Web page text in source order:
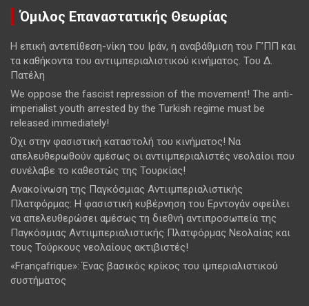
Όμιλος Επαναστατικής Θεωρίας
Η επική αντεπίθεση-νίκη του Ιράν, η αναβάθμιση του Γ’ΠΠ και
τα καθήκοντα του αντιιμπεριαλιστικού κινήματος. Του Δ.
Πατέλη
We oppose the fascist repression of the movement! The anti-
imperialist youth arrested by the Turkish regime must be
released immediately!
Όχι στην φασιστική καταστολή του κινήματος! Να
απελευθερωθούν αμέσως οι αντιιμπεριαλιστές νεολαίοι που
συνέλαβε το καθεστώς της Τουρκίας!
Ανακοίνωση της Παγκόσμιας Αντιιμπεριαλιστικής
Πλατφόρμας: Η φασιστική κυβέρνηση του Ερντογάν οφείλει
να απελευθερώσει αμέσως τη διεθνή αντιπροσωπεία της
Παγκόσμιας Αντιιμπεριαλιστικής Πλατφόρμας Νεολαίας και
τους Τούρκους νεολαίους ακτιβιστές!
«Françafrique»: Ένας βασικός κρίκος του ιμπεριαλιστικού
συστήματος